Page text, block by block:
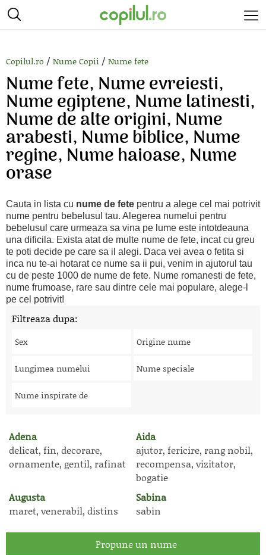
Copilul.ro / Nume Copii / Nume fete
Nume fete, Nume evreiesti,
Nume egiptene, Nume latinesti,
Nume de alte origini, Nume
arabesti, Nume biblice, Nume
regine, Nume haioase, Nume
orase
Cauta in lista cu nume de fete pentru a alege cel mai potrivit
nume pentru bebelusul tau. Alegerea numelui pentru
bebelusul care urmeaza sa vina pe lume este intotdeauna
una dificila. Exista atat de multe nume de fete, incat cu greu
te poti decide pe care sa il alegi. Daca vei avea o fetita si
inca nu te-ai hotarat ce nume sa ii pui, venim in ajutorul tau
cu de peste 1000 de nume de fete. Nume romanesti de fete,
nume frumoase, rare sau dintre cele mai populare, alege-l
pe cel potrivit!
Filtreaza dupa:
Sex Origine nume
Lungimea numelui Nume speciale
Nume inspirate de
Adena
delicat, fin, decorare,
ornamente, gentil, rafinat
Aida
ajutor, fericire, rang nobil,
recompensa, vizitator,
bogatie
Augusta
maret, venerabil, distins
Sabina
sabin
Propune un nume